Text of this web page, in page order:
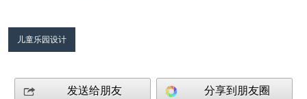
儿童乐园设计
发送给朋友 分享到朋友圈